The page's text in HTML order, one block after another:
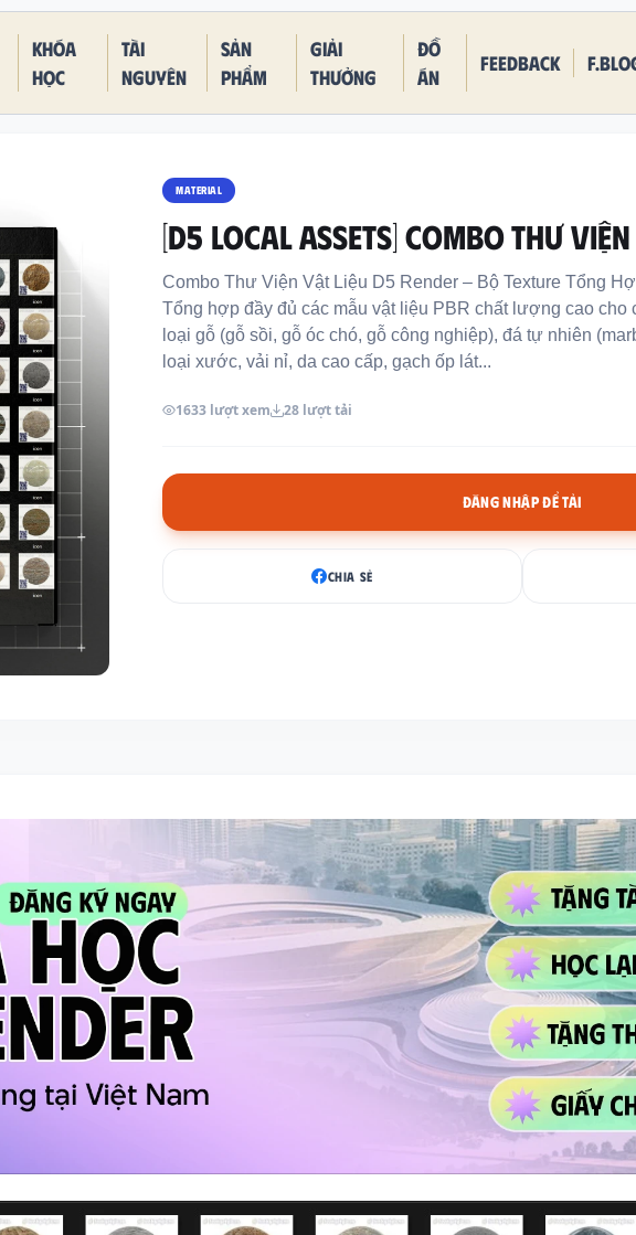
Khóa
học
Tài
nguyên
Sản
phẩm
Giải
thưởng
Đồ
án
Feedback
MATERIAL
[D5 LOCAL ASSETS] COMBO THƯ
Combo Thư Viện Vật Liệu D5 Render – Bộ Texture Tổng
Tổng hợp đầy đủ các mẫu vật liệu PBR chất lượng cao cho
loại gỗ (gỗ sồi, gỗ óc chó, gỗ công nghiệp), đá tự nhiên
loại xước, vải nỉ, da cao cấp, gạch ốp lát...
1633 lượt xem 28 lượt tải
ĐĂNG NHẬP ĐỂ TẢI
CHIA SẺ